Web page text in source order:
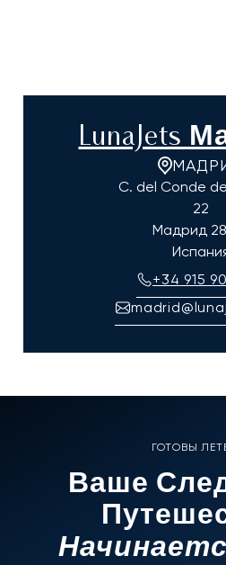
LunaJets
C. del Conde
22
Мадрид
+34 915
ГОТОВЫ
Ваше